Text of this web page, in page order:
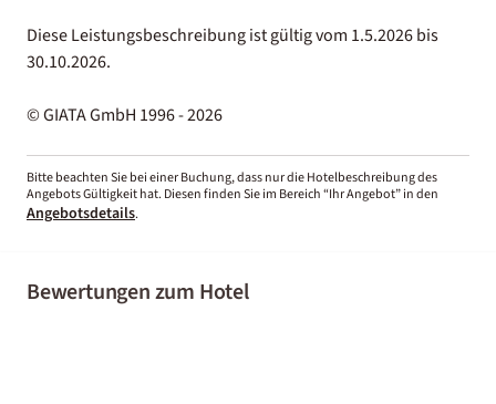
Diese Leistungsbeschreibung ist gültig vom 1.5.2026 bis
30.10.2026.
© GIATA GmbH 1996 - 2026
Bitte beachten Sie bei einer Buchung, dass nur die Hotelbeschreibung des
Angebots Gültigkeit hat. Diesen finden Sie im Bereich “Ihr Angebot” in den
Angebotsdetails.
Bewertungen zum Hotel